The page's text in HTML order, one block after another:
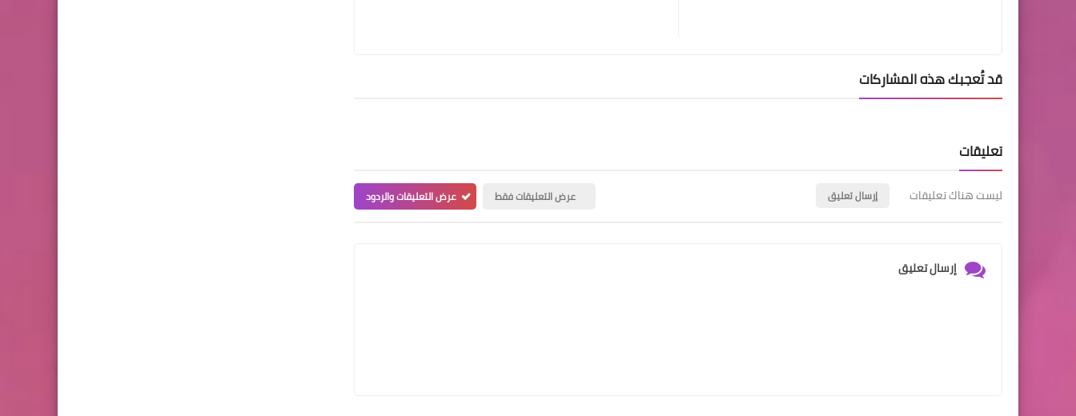
قد تُعجبك هذه المشاركات
تعليقات
ليست هناك تعليقات إرسال تعليق عرض التعليقات فقط عرض التعليقات والردود
إرسال تعليق